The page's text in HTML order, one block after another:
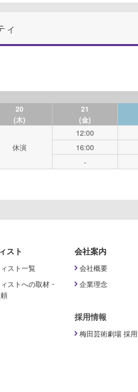
ィ
20
(木)
21
(金)
休演
12:00
16:00
-
スト
スト一覧
ストへの取材・
会社案内
会社概要
企業理念
採用情報
梅田芸術劇場 採